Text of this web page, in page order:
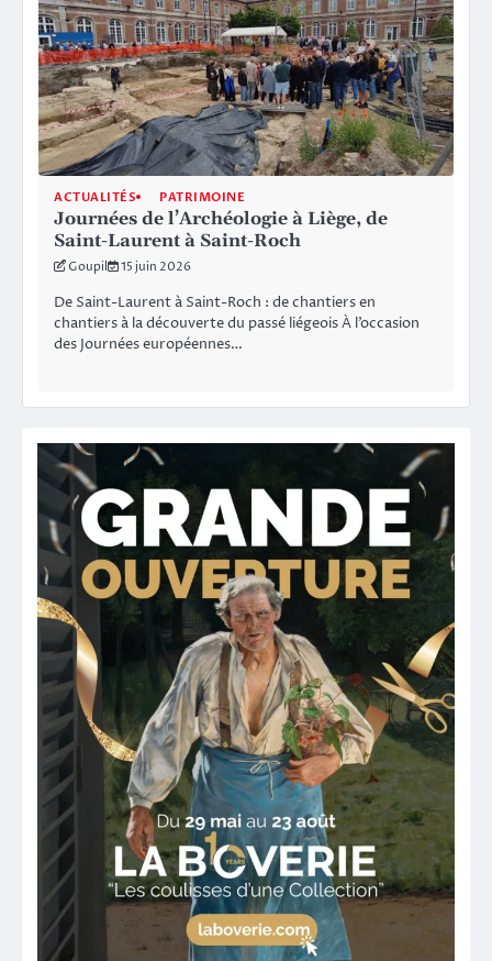
ACTUALITÉS PATRIMOINE
Journées de l’Archéologie à Liège, de
Saint-Laurent à Saint-Roch
Goupil 15 juin 2026
De Saint-Laurent à Saint-Roch : de chantiers en
chantiers à la découverte du passé liégeois À l’occasion
des Journées européennes…